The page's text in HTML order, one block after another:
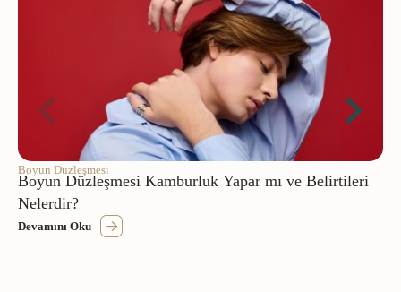
Boyun Düzleşmesi
Boyun Düzleşmesi Kamburluk Yapar mı ve Belirtileri
Nelerdir?
Devamını Oku